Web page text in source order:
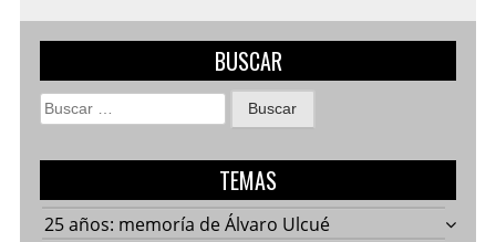
BUSCAR
Buscar:
TEMAS
25 años: memoría de Álvaro Ulcué